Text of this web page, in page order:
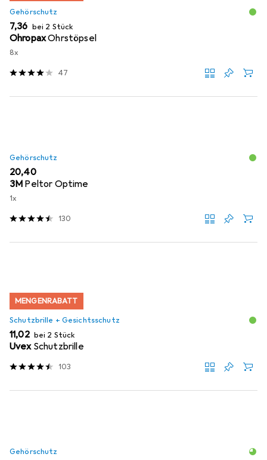
Gehörschutz
EUR
7,36 bei 2 Stück
OhropaxOhrstöpsel
8x
47
Gehörschutz
EUR
20,40
3M Peltor Optime
1x
130
MENGENRABATT
Schutzbrille + Gesichtsschutz
EUR
11,02 bei 2 Stück
Uvex Schutzbrille
103
Gehörschutz